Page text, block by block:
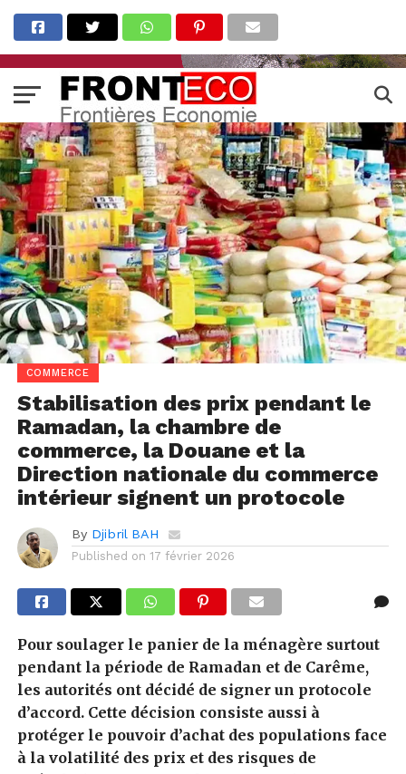
COMMERCE
Stabilisation des prix pendant le
Ramadan, la chambre de
commerce, la Douane et la
Direction nationale du commerce
intérieur signent un protocole
By Djibril BAH
Published on 17 février 2026
Pour soulager le panier de la ménagère surtout
pendant la période de Ramadan et de Carême,
les autorités ont décidé de signer un protocole
d’accord. Cette décision consiste aussi à
protéger le pouvoir d’achat des populations face
à la volatilité des prix et des risques de